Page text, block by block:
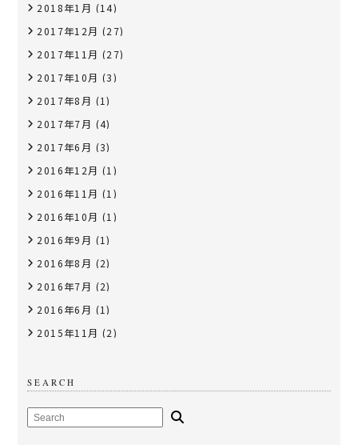
2018年1月 (14)
2017年12月 (27)
2017年11月 (27)
2017年10月 (3)
2017年8月 (1)
2017年7月 (4)
2017年6月 (3)
2016年12月 (1)
2016年11月 (1)
2016年10月 (1)
2016年9月 (1)
2016年8月 (2)
2016年7月 (2)
2016年6月 (1)
2015年11月 (2)
SEARCH